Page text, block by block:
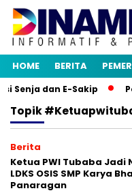
HOME BERITA
Senja dan E-Sakip
Topik
Berita
Ketua PWI Tubaba Jadi
LDKS OSIS SMP Karya
Panaragan